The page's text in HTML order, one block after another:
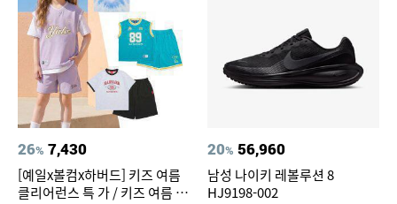
26% 7,430
[예일x볼컴x하버드] 키즈 여름
클리어런스 특 가 / 키즈 여름 수
20% 56,960
남성 나이키 레볼루션 8
HJ9198-002